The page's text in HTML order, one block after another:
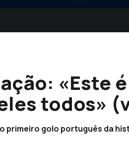
«Este
todos»
primeiro golo português da